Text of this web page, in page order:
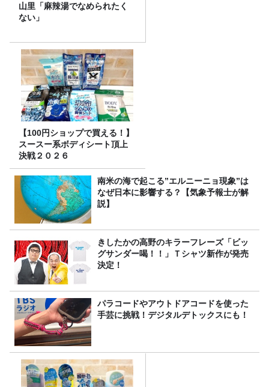
山里「麻辣湯でなめられたく
ない」
【100円ショップで買える！】
スースー系ボディシート頂上
決戦２０２６
南米の海で起こる”エルニーニョ現象”は
なぜ日本に影響する？【気象予報士が解
説】
きしたかの高野のキラーフレーズ「ビッ
グサンダー喝！！」Ｔシャツ新作が発売
決定！
パラコードやアウトドアコードを使った
手芸に挑戦！デジタルデトックスにも！